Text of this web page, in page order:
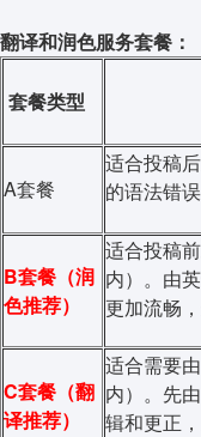
翻译和润色服务套餐：
套餐类型
A套餐
适合投稿
的语法错
B套餐 （润
色推荐）
适合投稿
内）。由
更加流畅
C套餐（翻
译推荐）
适合需要
内）。先
辑和更正